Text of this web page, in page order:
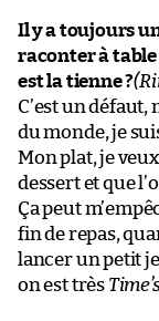
Il y a toujours
raconter à table
est la tienne ?
C’est un
du monde, je
Mon plat, je
dessert et que
Ça peut
fin de repas,
lancer un petit
on est très